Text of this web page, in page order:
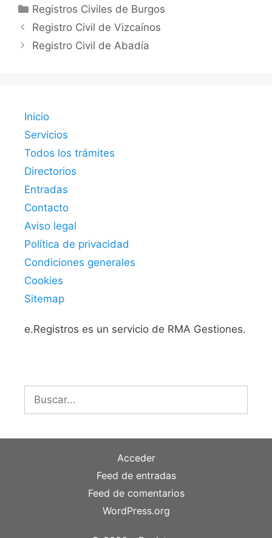
Categorías
Registros Civiles de Burgos
Registro Civil de Vizcaínos
Registro Civil de Abadía
Inicio
Servicios
Todos los trámites
Directorios
Entradas
Contacto
Aviso legal
Política de privacidad
Condiciones generales
Cookies
Sitemap
e.Registros es un servicio de RMA Gestiones.
Buscar:
Acceder
Feed de entradas
Feed de comentarios
WordPress.org